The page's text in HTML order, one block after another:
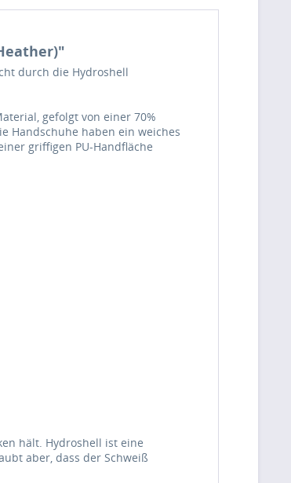
durch die Hydroshell
gefolgt von einer 70%
Handschuhe haben ein weiches
griffigen PU-Handfläche
hält. Hydroshell ist eine
aber, dass der Schweiß